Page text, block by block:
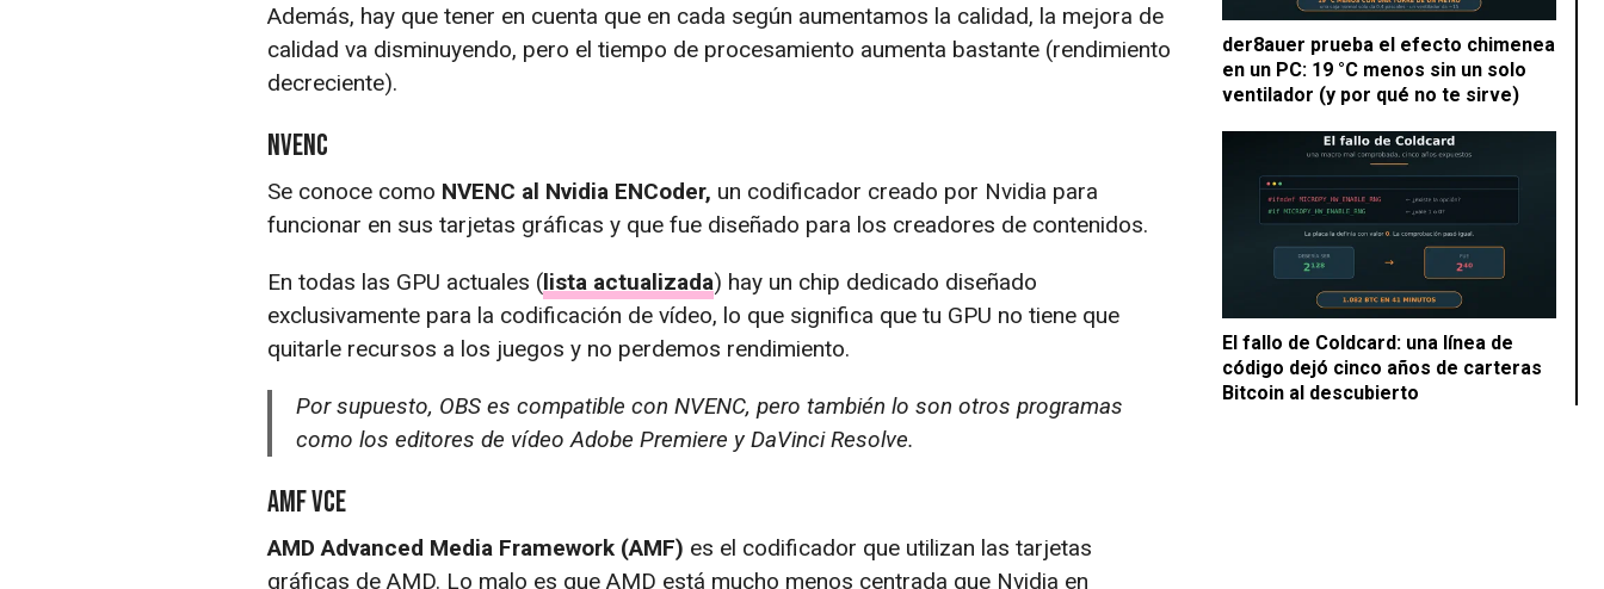
der8auer prueba el efecto chimenea
en un PC: 19 °C menos sin un solo
ventilador (y por qué no te sirve)
El fallo de Coldcard: una línea de
código dejó cinco años de carteras
Bitcoin al descubierto
Además, hay que tener en cuenta que en cada según aumentamos la calidad, la mejora de
calidad va disminuyendo, pero el tiempo de procesamiento aumenta bastante (rendimiento
decreciente).
NVENC
Se conoce como NVENC al Nvidia ENCoder, un codificador creado por Nvidia para
funcionar en sus tarjetas gráficas y que fue diseñado para los creadores de contenidos.
En todas las GPU actuales (lista actualizada) hay un chip dedicado diseñado
exclusivamente para la codificación de vídeo, lo que significa que tu GPU no tiene que
quitarle recursos a los juegos y no perdemos rendimiento.
Por supuesto, OBS es compatible con NVENC, pero también lo son otros programas
como los editores de vídeo Adobe Premiere y DaVinci Resolve.
AMF VCE
AMD Advanced Media Framework (AMF) es el codificador que utilizan las tarjetas
gráficas de AMD. Lo malo es que AMD está mucho menos centrada que Nvidia en